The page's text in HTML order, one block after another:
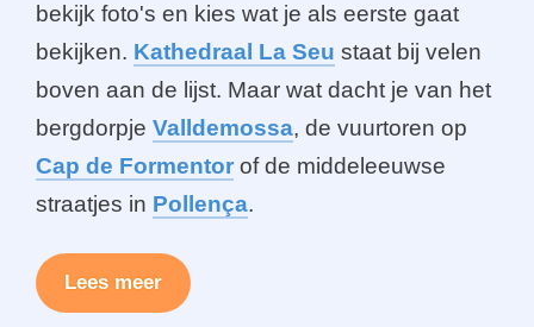
bekijk foto's en kies wat je als eerste gaat
bekijken. Kathedraal La Seu staat bij velen
boven aan de lijst. Maar wat dacht je van het
bergdorpje Valldemossa, de vuurtoren op
Cap de Formentor of de middeleeuwse
straatjes in Pollença.
Lees meer